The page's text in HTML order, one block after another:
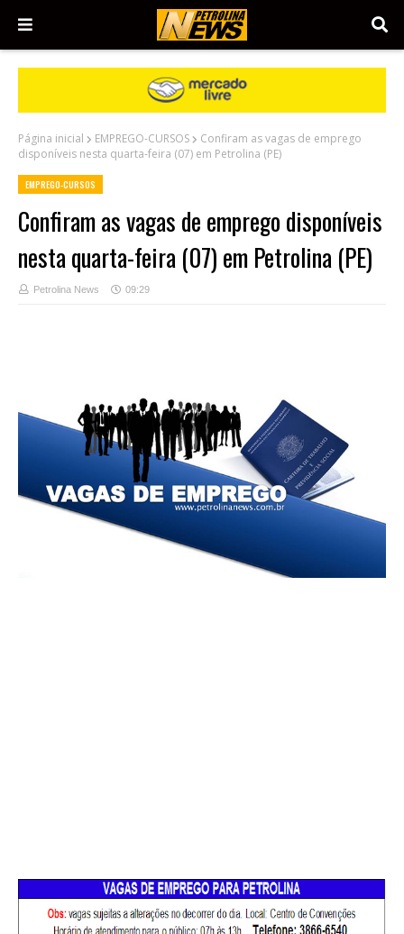
Página inicial EMPREGO-CURSOS
Confiram as vagas de emprego
disponíveis nesta quarta-feira (07) em Petrolina (PE)
EMPREGO-CURSOS
Confiram as vagas de emprego disponíveis
nesta quarta-feira (07) em Petrolina (PE)
Petrolina News 09:29